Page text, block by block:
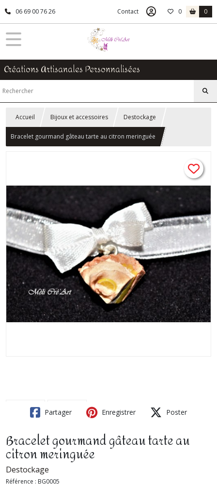
06 69 00 76 26 Contact 0 0
Créations Artisanales Personnalisées
Accueil Bijoux et accessoires Destockage
Bracelet gourmand gâteau tarte au citron meringuée
Partager Enregistrer Poster
Bracelet gourmand gâteau tarte au
citron meringuée
Destockage
Référence : BG0005